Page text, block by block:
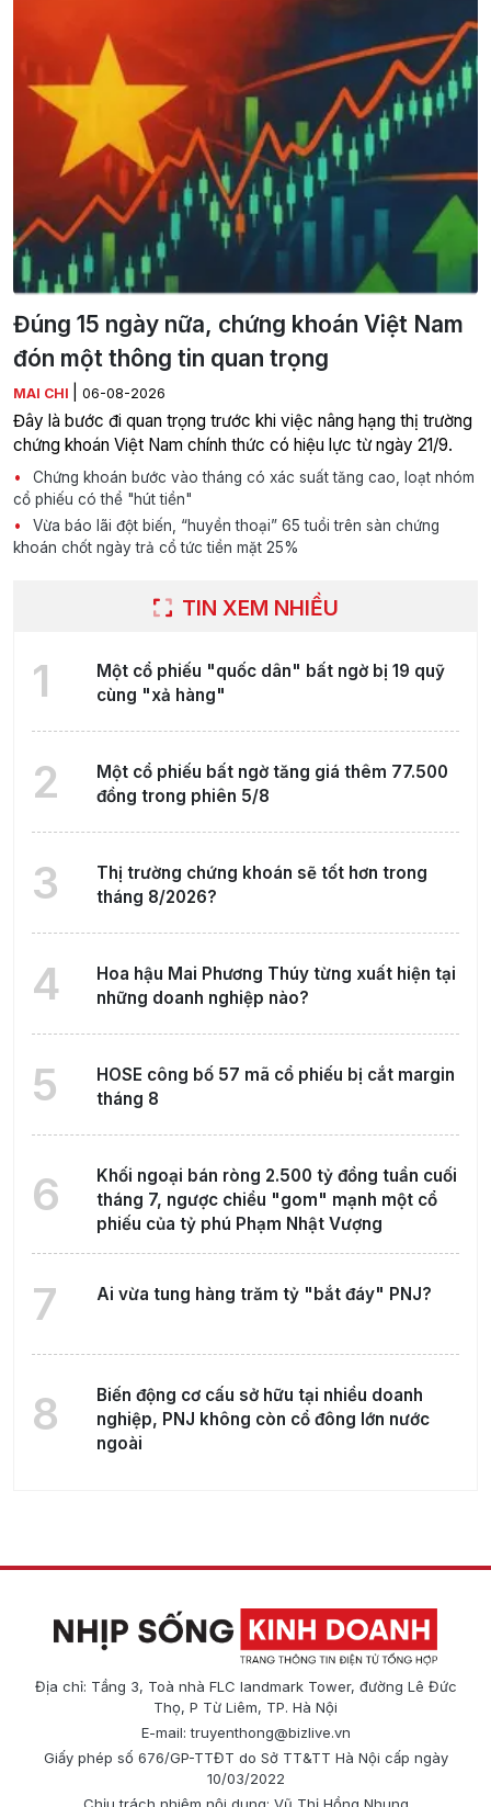
Đúng 15 ngày nữa, chứng khoán Việt Nam
đón một thông tin quan trọng
MAI CHI 06-08-2026
Đây là bước đi quan trọng trước khi việc nâng hạng thị trường
chứng khoán Việt Nam chính thức có hiệu lực từ ngày 21/9.
Chứng khoán bước vào tháng có xác suất tăng cao, loạt nhóm
cổ phiếu có thể "hút tiền"
Vừa báo lãi đột biến, “huyền thoại” 65 tuổi trên sàn chứng
khoán chốt ngày trả cổ tức tiền mặt 25%
TIN XEM NHIỀU
1
Một cổ phiếu "quốc dân" bất ngờ bị 19 quỹ
cùng "xả hàng"
2
Một cổ phiếu bất ngờ tăng giá thêm 77.500
đồng trong phiên 5/8
3
Thị trường chứng khoán sẽ tốt hơn trong
tháng 8/2026?
4
Hoa hậu Mai Phương Thúy từng xuất hiện tại
những doanh nghiệp nào?
5
HOSE công bố 57 mã cổ phiếu bị cắt margin
tháng 8
6
Khối ngoại bán ròng 2.500 tỷ đồng tuần cuối
tháng 7, ngược chiều "gom" mạnh một cổ
phiếu của tỷ phú Phạm Nhật Vượng
7 Ai vừa tung hàng trăm tỷ "bắt đáy" PNJ?
8
Biến động cơ cấu sở hữu tại nhiều doanh
nghiệp, PNJ không còn cổ đông lớn nước
ngoài
Địa chỉ: Tầng 3, Toà nhà FLC landmark Tower, đường Lê Đức
Thọ, P Từ Liêm, TP. Hà Nội
E-mail:truyenthong@bizlive.vn
Giấy phép số 676/GP-TTĐT do Sở TT&TT Hà Nội cấp ngày
10/03/2022